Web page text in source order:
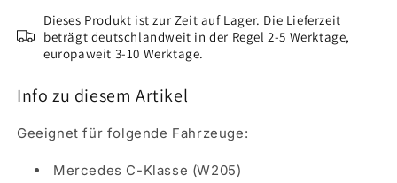
ml)
Mercedes
Espressobraun
ml)
Mercedes
Espressobraun
Dieses Produkt ist zur Zeit auf Lager. Die Lieferzeit
beträgt deutschlandweit in der Regel 2-5 Werktage,
europaweit 3-10 Werktage.
Info zu diesem Artikel
Geeignet für folgende Fahrzeuge:
Mercedes C-Klasse (W205)